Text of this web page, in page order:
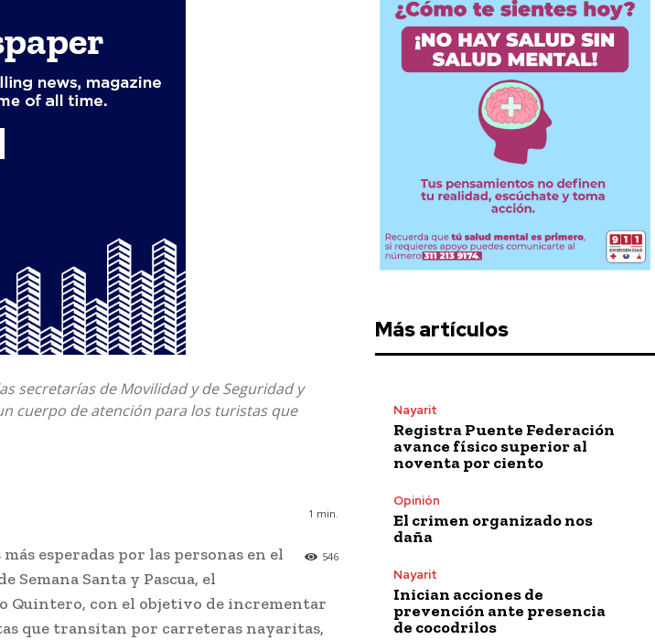
secretarías de Movilidad y de Seguridad y
cuerpo de atención para los turistas que
1 min.
546
esperadas por las personas en el
Semana Santa y Pascua, el
Quintero, con el objetivo de incrementar
que transitan por carreteras nayaritas,
Más artículos
Nayarit
Registra Puente Federación
avance físico superior al
noventa por ciento
Opinión
El crimen organizado nos
daña
Nayarit
Inician acciones de
prevención ante presencia
de cocodrilos